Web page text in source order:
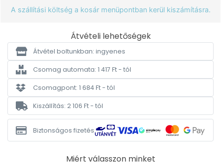
A szállítási költség a kosár menüpontban kerül kiszámításra.
Átvételi lehetőségek
Átvétel boltunkban: ingyenes
Csomag automata: 1 417 Ft - tól
Csomagpont: 1 684 Ft - tól
Kiszállítás: 2 106 Ft - tól
Biztonságos fizetés
Miért válasszon minket